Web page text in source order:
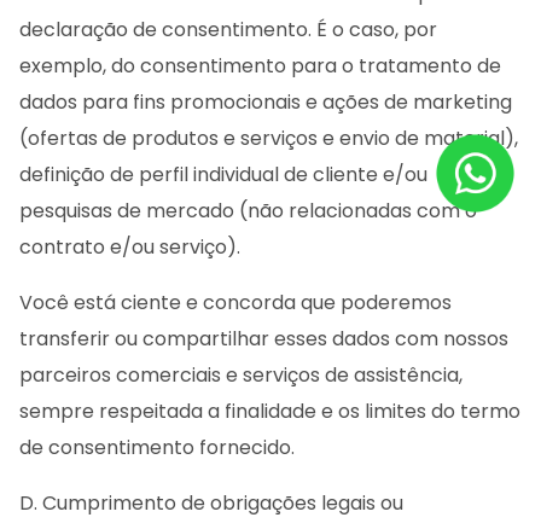
declaração de consentimento. É o caso, por
exemplo, do consentimento para o tratamento de
dados para fins promocionais e ações de marketing
(ofertas de produtos e serviços e envio de material),
definição de perfil individual de cliente e/ou
pesquisas de mercado (não relacionadas com o
contrato e/ou serviço).
Você está ciente e concorda que poderemos
transferir ou compartilhar esses dados com nossos
parceiros comerciais e serviços de assistência,
sempre respeitada a finalidade e os limites do termo
de consentimento fornecido.
D. Cumprimento de obrigações legais ou